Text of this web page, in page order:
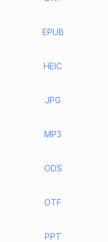
EPUB
HEIC
JPG
MP3
ODS
OTF
PPT